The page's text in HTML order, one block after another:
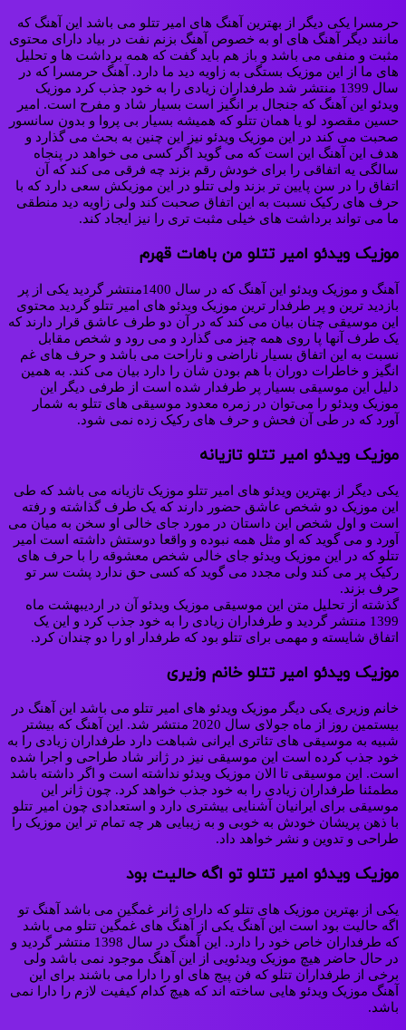
حرمسرا یکی دیگر از بهترین آهنگ های امیر تتلو می باشد این آهنگ که
مانند دیگر آهنگ های او به خصوص آهنگ بزنم نفت در بیاد دارای محتوی
مثبت و منفی می باشد و باز هم باید گفت که همه برداشت ها و تحلیل
های ما از این موزیک بستگی به زاویه دید ما دارد. آهنگ حرمسرا که در
سال 1399 منتشر شد طرفداران زیادی را به خود جذب کرد موزیک
ویدئو این آهنگ که جنجال بر انگیز است بسیار شاد و مفرح است. امیر
حسین مقصود لو یا همان تتلو که همیشه بسیار بی پروا و بدون سانسور
صحبت می کند در این موزیک ویدئو نیز این چنین به بحث می گذارد و
هدف این آهنگ این است که می گوید اگر کسی می خواهد در پنجاه
سالگی یه اتفاقی را برای خودش رقم بزند چه فرقی می کند که آن
اتفاق را در سن پایین تر بزند ولی تتلو در این موزیکش سعی دارد که با
حرف های رکیک نسبت به این اتفاق صحبت کند ولی زاویه دید منطقی
ما می تواند برداشت های خیلی مثبت تری را نیز ایجاد کند.
موزیک ویدئو امیر تتلو من باهات قهرم
آهنگ و موزیک ویدئو این آهنگ که در سال 1400منتشر گردید یکی از پر
بازدید ترین و پر طرفدار ترین موزیک ویدئو های امیر تتلو گردید محتوی
این موسیقی چنان بیان می کند که در آن دو طرف عاشق قرار دارند که
یک طرف آنها پا روی همه چیز می گذارد و می رود و شخص مقابل
نسبت به این اتفاق بسیار ناراضی و ناراحت می باشد و حرف های غم
انگیز و خاطرات دوران با هم بودن شان را دارد بیان می کند. به همین
دلیل این موسیقی بسیار پر طرفدار شده است از طرفی دیگر این
موزیک ویدئو را می‌توان در زمره معدود موسیقی های تتلو به شمار
آورد که در طی آن فحش و حرف های رکیک زده نمی شود.
موزیک ویدئو امیر تتلو تازیانه
یکی دیگر از بهترین ویدئو های امیر تتلو موزیک تازیانه می باشد که طی
این موزیک دو شخص عاشق حضور دارند که یک طرف گذاشته و رفته
است و اول شخص این داستان در مورد جای خالی او سخن به میان می
آورد و می گوید که او مثل همه نبوده و واقعا دوستش داشته است امیر
تتلو که در این موزیک ویدئو جای خالی شخص معشوقه را با حرف های
رکیک پر می کند ولی مجدد می گوید که کسی حق ندارد پشت سر تو
حرف بزند.
گذشته از تحلیل متن این موسیقی موزیک ویدئو آن در اردیبهشت ماه
1399 منتشر گردید و طرفداران زیادی را به خود جذب کرد و این یک
اتفاق شایسته و مهمی برای تتلو بود که طرفدار او را دو چندان کرد.
موزیک ویدئو امیر تتلو خانم وزیری
خانم وزیری یکی دیگر موزیک ویدئو های امیر تتلو می باشد این آهنگ در
بیستمین روز از ماه جولای سال 2020 منتشر شد. این آهنگ که بیشتر
شبیه به موسیقی های تئاتری ایرانی شباهت دارد طرفداران زیادی را به
خود جذب کرده است این موسیقی نیز در ژانر شاد طراحی و اجرا شده
است. این موسیقی تا الان موزیک ویدئو نداشته است و اگر داشته باشد
مطمئنا طرفداران زیادی را به خود جذب خواهد کرد. چون ژانر این
موسیقی برای ایرانیان آشنایی بیشتری دارد و استعدادی چون امیر تتلو
با ذهن پریشان خودش به خوبی و به زیبایی هر چه تمام تر این موزیک را
طراحی و تدوین و نشر خواهد داد.
موزیک ویدئو امیر تتلو تو اگه حالیت بود
یکی از بهترین موزیک های تتلو که دارای ژانر غمگین می باشد آهنگ تو
اگه حالیت بود است این آهنگ یکی از آهنگ های غمگین تتلو می باشد
که طرفداران خاص خود را دارد. این آهنگ در سال 1398 منتشر گردید و
در حال حاضر هیچ موزیک ویدئویی از این آهنگ موجود نمی باشد ولی
برخی از طرفداران تتلو که فن پیج های او را دارا می باشند برای این
آهنگ موزیک ویدئو هایی ساخته اند که هیچ کدام کیفیت لازم را دارا نمی
باشد.